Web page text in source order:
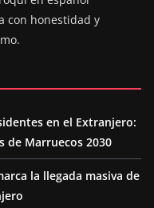
con honestidad y
en el Extranjero:
de Marruecos 2030
la llegada masiva de